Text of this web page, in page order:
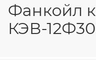
Фанкойл
КЭВ-